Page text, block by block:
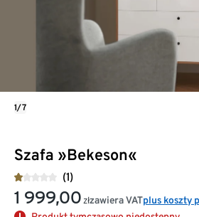
Szafa »Bekeson«
(1)
1 999,00 złzawiera VATplus koszty
1/7